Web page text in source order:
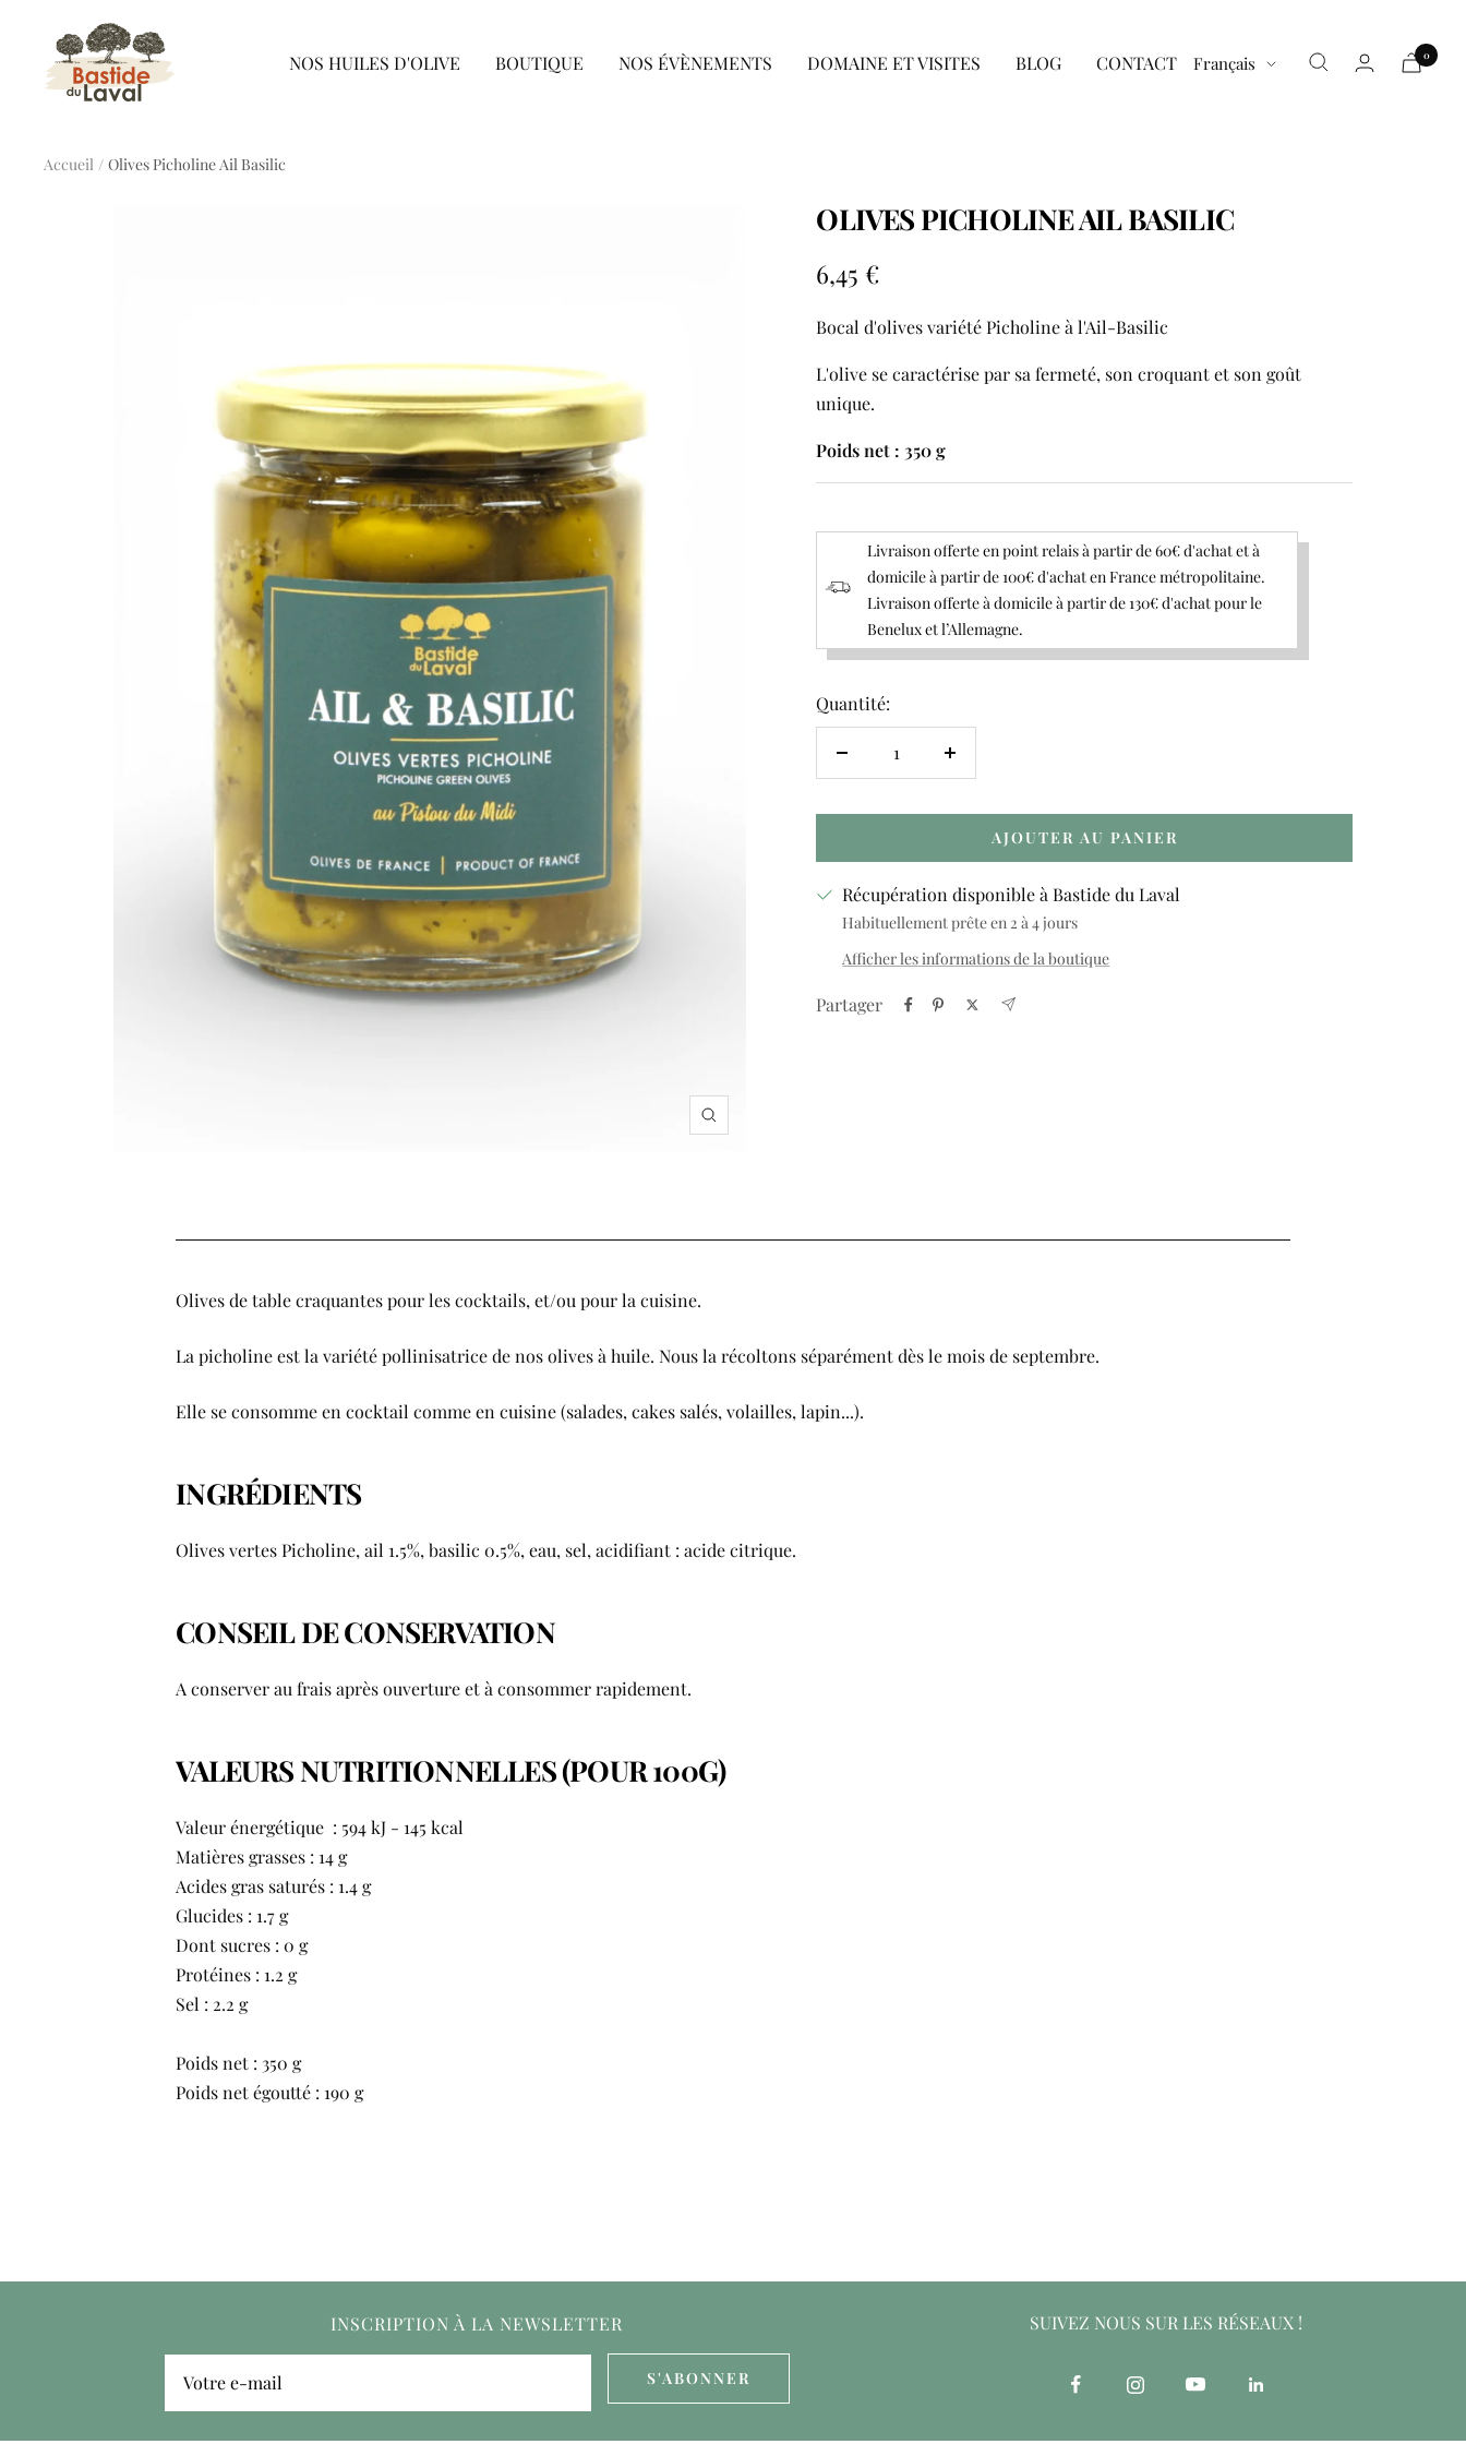
contenu
NOS HUILES D'OLIVE BOUTIQUE NOS ÉVÈNEMENTS DOMAINE ET VISITES BLOG CONTACT
Bastide
du
Laval
Langue
Français 0
Accueil Olives Picholine Ail Basilic
Zoom
OLIVES PICHOLINE AIL BASILIC
Prix
de
6,45 €
Bocal d'olives variété Picholine à l'Ail-Basilic
L'olive se caractérise par sa fermeté, son croquant et son goût
unique.
Poids net : 350 g
Livraison offerte en point relais à partir de 60€ d'achat et à
domicile à partir de 100€ d'achat en France métropolitaine.
Livraison offerte à domicile à partir de 130€ d'achat pour le
Benelux et l’Allemagne.
Quantité:
Réduire
Augmenter
AJOUTER AU PANIER
Récupération disponible à Bastide du Laval
Habituellement prête en 2 à 4 jours
Afficher les informations de la boutique
Partager
Olives de table craquantes pour les cocktails, et/ou pour la cuisine.
La picholine est la variété pollinisatrice de nos olives à huile. Nous la récoltons séparément dès le mois de septembre.
Elle se consomme en cocktail comme en cuisine (salades, cakes salés, volailles, lapin...).
INGRÉDIENTS
Olives vertes Picholine, ail 1.5%, basilic 0.5%, eau, sel, acidifiant : acide citrique.
CONSEIL DE CONSERVATION
A conserver au frais après ouverture et à consommer rapidement.
VALEURS NUTRITIONNELLES (POUR 100G)
Valeur énergétique : 594 kJ - 145 kcal
Matières grasses : 14 g
Acides gras saturés : 1.4 g
Glucides : 1.7 g
Dont sucres : 0 g
Protéines : 1.2 g
Sel : 2.2 g
Poids net : 350 g
Poids net égoutté : 190 g
INSCRIPTION À LA NEWSLETTER
Votre e-mail S'ABONNER
SUIVEZ NOUS SUR LES RÉSEAUX !